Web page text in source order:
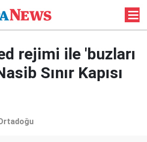
rejimi ile 'buzları
Sınır Kapısı